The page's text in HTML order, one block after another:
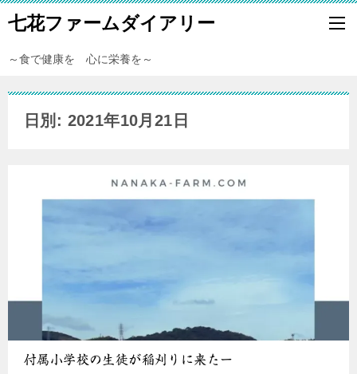
七花ファームダイアリー
～食で健康を 心に栄養を～
日別: 2021年10月21日
付属小学校の生徒が稲刈りに来たー